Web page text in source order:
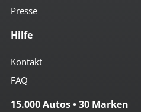
Presse
Hilfe
Kontakt
FAQ
15.000 Autos • 30 Marken